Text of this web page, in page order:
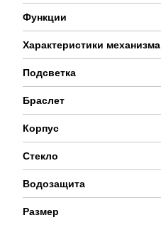
Функции
Характеристики механизма
Подсветка
Браслет
Корпус
Стекло
Водозащита
Размер